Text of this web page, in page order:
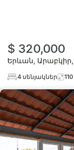
$ 320,000
Երևան Արաբկիր
4 սենյակներ 110